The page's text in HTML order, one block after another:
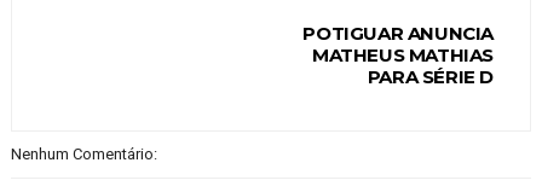
POTIGUAR ANUNCIA
MATHEUS MATHIAS
PARA SÉRIE D
Nenhum Comentário: